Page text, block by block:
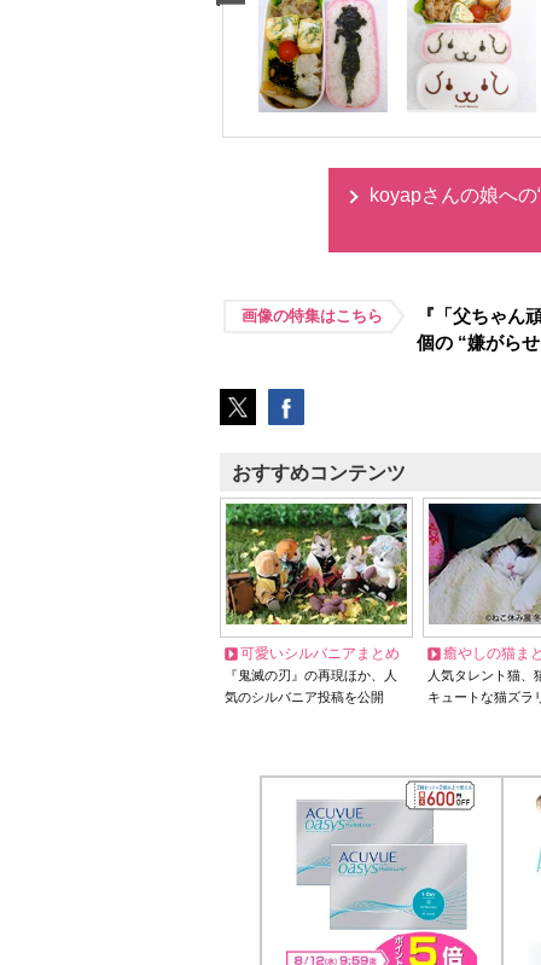
koyapさんの娘へ
画像の特集はこちら
『「父ちゃん
個の “嫌がら
おすすめコンテンツ
可愛いシルバニアまとめ
『鬼滅の刃』の再現ほか、人
気のシルバニア投稿を公開
癒やしの猫ま
人気タレント猫
キュートな猫ズラ